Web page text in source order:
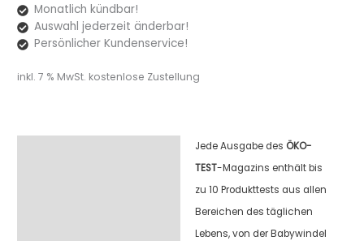
Monatlich kündbar!
Auswahl jederzeit änderbar!
Persönlicher Kundenservice!
inkl. 7 % MwSt. kostenlose Zustellung
Jede Ausgabe des ÖKO-
TEST-Magazins enthält bis
zu 10 Produkttests aus allen
Bereichen des täglichen
Lebens, von der Babywindel